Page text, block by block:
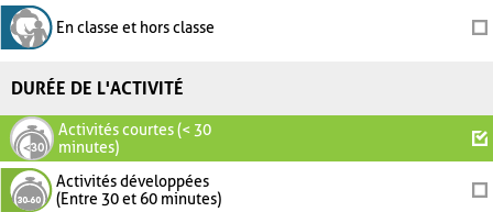
En classe et hors classe
DURÉE DE L'ACTIVITÉ
Activités courtes (< 30
minutes)
Activités développées
(Entre 30 et 60 minutes)